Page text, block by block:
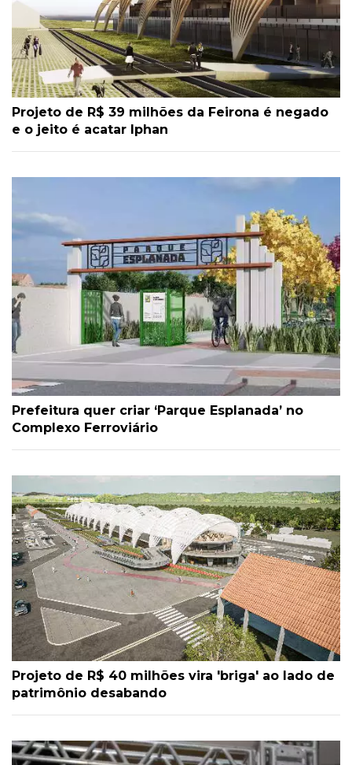
Projeto de R$ 39 milhões da Feirona é negado
e o jeito é acatar Iphan
Prefeitura quer criar ‘Parque Esplanada’ no
Complexo Ferroviário
Projeto de R$ 40 milhões vira 'briga' ao lado de
patrimônio desabando